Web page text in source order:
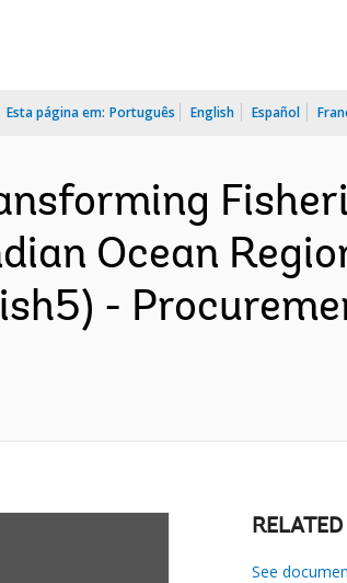
Esta página em: Português English Español
Ocean
-
See